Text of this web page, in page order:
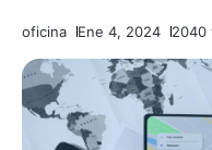
oficina Ene 4, 2024 2040